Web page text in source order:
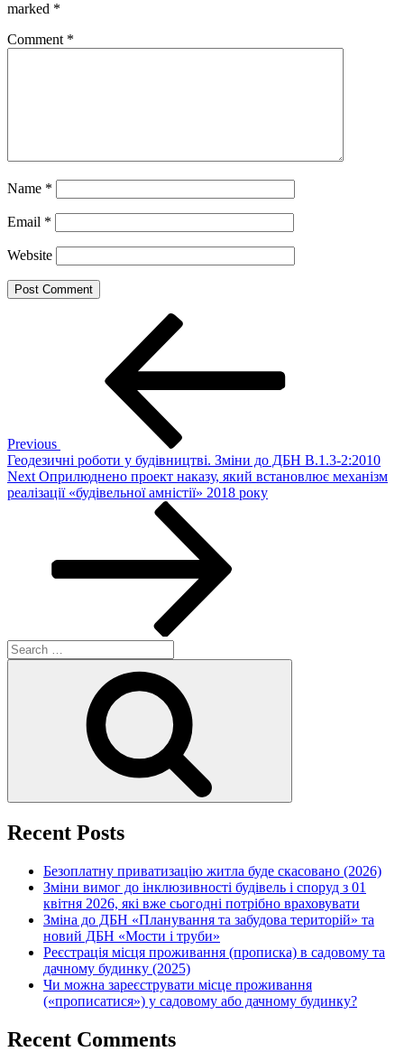
marked *
Comment *
Name *
Email *
Website
Previous
Геодезичні роботи у будівництві. Зміни до ДБН В.1.3-2:2010
Next
Post
Next Оприлюднено проект наказу, який встановлює механізм
реалізації «будівельної амністії» 2018 року
Search
for:
Recent Posts
Безоплатну приватизацію житла буде скасовано (2026)
Зміни вимог до інклюзивності будівель і споруд з 01
квітня 2026, які вже сьогодні потрібно враховувати
Зміна до ДБН «Планування та забудова територій» та
новий ДБН «Мости і труби»
Реєстрація місця проживання (прописка) в садовому та
дачному будинку (2025)
Чи можна зареєструвати місце проживання
(«прописатися») у садовому або дачному будинку?
Recent Comments